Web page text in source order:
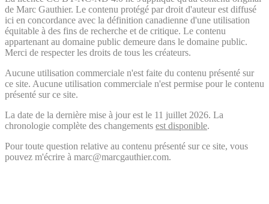
de Marc Gauthier. Le contenu protégé par droit d'auteur est diffusé
ici en concordance avec la définition canadienne d'une utilisation
équitable à des fins de recherche et de critique. Le contenu
appartenant au domaine public demeure dans le domaine public.
Merci de respecter les droits de tous les créateurs.
Aucune utilisation commerciale n'est faite du contenu présenté sur
ce site. Aucune utilisation commerciale n'est permise pour le contenu
présenté sur ce site.
La date de la dernière mise à jour est le 11 juillet 2026. La
chronologie complète des changements est disponible.
Pour toute question relative au contenu présenté sur ce site, vous
pouvez m'écrire à marc@marcgauthier.com.